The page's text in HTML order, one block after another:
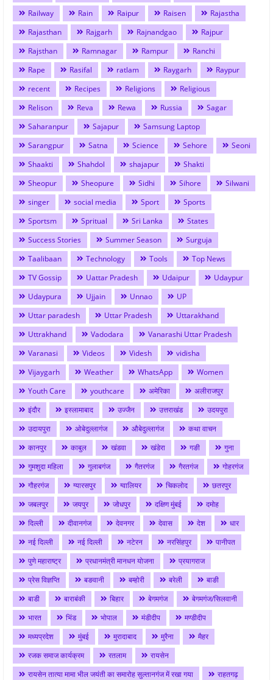
Railway
Rain Raipur Raisen
Rajastha
Rajasthan
Rajgarh Rajnandgao
Rajpur
Rajsthan
Ramnagar Rampur
Ranchi
Rape
Rasifal ratlam Raygarh
Raypur
recent
Recipes Religions
Religious
Relison
Reva Rewa Russia
Sagar
Saharanpur
Sajapur
Samsung Laptop
Sarangpur
Satna Science Sehore
Seoni
Shaakti
Shahdol shajapur
Shakti
Sheopur
Sheopure Sidhi Sihore
Silwani
singer
social media Sport
Sports
Sportsm
Spritual Sri Lanka
States
Success Stories
Summer Season
Surguja
Taalibaan
Technology Tools
Top News
TV Gossip
Uattar Pradesh Udaipur
Udaypur
Udaypura
Ujjain Unnao
UP
Uttar paradesh
Uttar Pradesh
Uttarakhand
Uttrakhand
Vadodara
Vanarashi Uttar Pradesh
Varanasi
Videos Videsh
vidisha
Vijaygarh
Weather WhatsApp
Women
Youth Care
youthcare अमेरिका
अलीराजपुर
इंदौर
इस्लामाबाद उज्जैन उत्तराखंड
उदयपुरा
उदायपुरा
ओबेदुल्लागंज औबेदुल्लागंज
कथा वाचन
कानपुर
काबुल खंडवा खंडेरा गङी
गुना
गुमशुदा महिला
गुलाबगंज गैतरगंज गैरतगंज
गोहरगंज
गौहरगंज
ग्यारसपुर ग्वालियर चिकलोद
छतरपुर
जबलपुर
जयपुर जोधपुर दक्षिण मुंबई
दमोह
दिल्ली
दीवानगंज देवनगर देवास देश
धार
नई दिल्ली
नई दिल्ली नटेरन नरसिंहपुर
पानीपत
पुणे महाराष्ट्र
प्रधानमंत्री मानधन योजना
प्रयागराज
प्रेस विज्ञप्ति
बङवानी बम्होरी बरेली
बाङी
बाडी
बाराबंकी बिहार बेगमगंज
बेगमगंज/सिलवानी
भारत
भिंड भोपाल मंडीदीप
मण्डीदीप
मध्यप्रदेश
मुंबई मुरादाबाद मुरैना
मैहर
रजक समाज कार्यक्रम
रतलाम
रायसेन
रायसेन तात्या मामा भील जयंती का समारोह सुल्तानगंज में रखा गया
राहतगढ़